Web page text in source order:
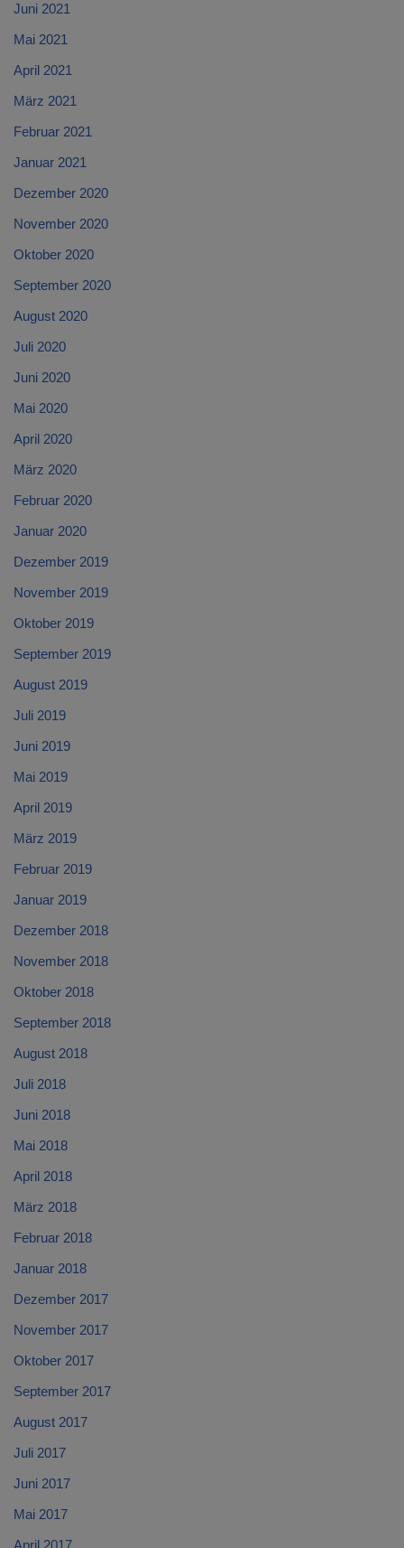
Juni 2021
Mai 2021
April 2021
März 2021
Februar 2021
Januar 2021
Dezember 2020
November 2020
Oktober 2020
September 2020
August 2020
Juli 2020
Juni 2020
Mai 2020
April 2020
März 2020
Februar 2020
Januar 2020
Dezember 2019
November 2019
Oktober 2019
September 2019
August 2019
Juli 2019
Juni 2019
Mai 2019
April 2019
März 2019
Februar 2019
Januar 2019
Dezember 2018
November 2018
Oktober 2018
September 2018
August 2018
Juli 2018
Juni 2018
Mai 2018
April 2018
März 2018
Februar 2018
Januar 2018
Dezember 2017
November 2017
Oktober 2017
September 2017
August 2017
Juli 2017
Juni 2017
Mai 2017